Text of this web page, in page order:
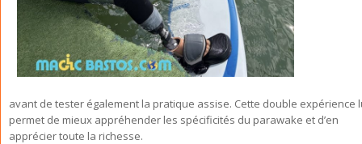
avant de tester également la pratique assise. Cette double expérience
permet de mieux appréhender les spécificités du parawake et d’en
apprécier toute la richesse.